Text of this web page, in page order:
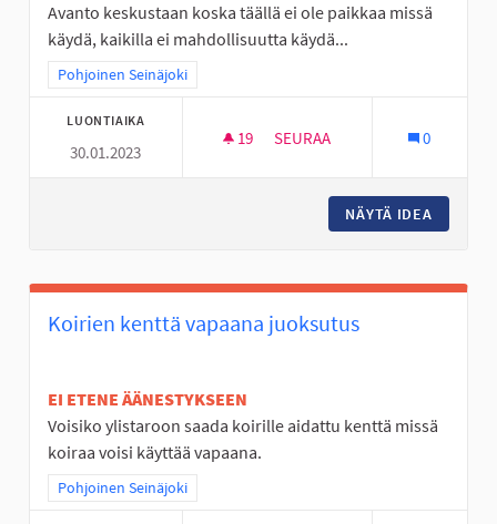
Avanto keskustaan koska täällä ei ole paikkaa missä
käydä, kaikilla ei mahdollisuutta käydä...
Rajaa tulokset teeman mukaan: Pohjoinen Seinäjoki
Pohjoinen Seinäjoki
LUONTIAIKA
30.01.2023
19 19 SEURAAJAA
SEURAA 0
NÄYTÄ IDEA
Koirien kenttä vapaana juoksutus
EI ETENE ÄÄNESTYKSEEN
Voisiko ylistaroon saada koirille aidattu kenttä missä
koiraa voisi käyttää vapaana.
Rajaa tulokset teeman mukaan: Pohjoinen Seinäjoki
Pohjoinen Seinäjoki